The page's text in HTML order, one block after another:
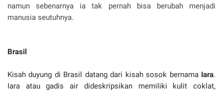
namun sebenarnya ia tak pernah bisa berubah menjadi
manusia seutuhnya.
Brasil
Kisah duyung di Brasil datang dari kisah sosok bernama Iara.
Iara atau gadis air dideskripsikan memiliki kulit coklat,